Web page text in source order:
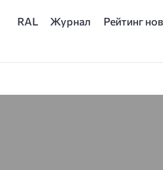
RAL Журнал Рейтинг